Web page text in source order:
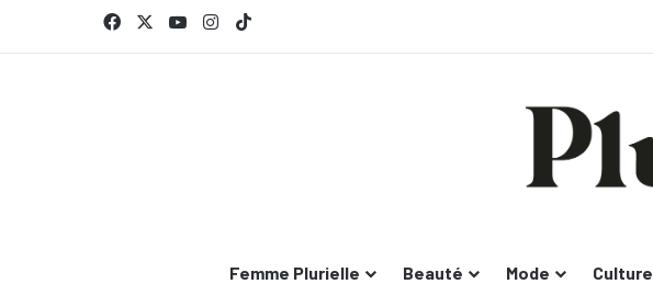
FacebookYouTubeInstagram
Femme Plurielle Beauté Mode Culture